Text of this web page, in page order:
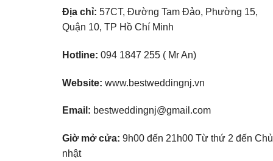
Địa chỉ: 57CT, Đường Tam Đảo, Phường 15,
Quận 10, TP Hồ Chí Minh
Hotline: 094 1847 255 ( Mr An)
Website: www.bestweddingnj.vn
Email: bestweddingnj@gmail.com
Giờ mở cửa: 9h00 đến 21h00 Từ thứ 2 đến Chủ
nhật